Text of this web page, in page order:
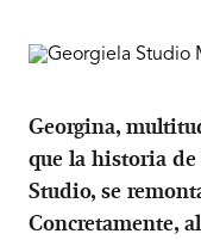
Georgina,
que la historia de
Studio, se
Concretamente,